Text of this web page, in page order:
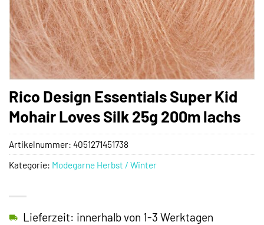
Rico Design Essentials Super Kid
Mohair Loves Silk 25g 200m lachs
Lieferzeit: innerhalb von 1-3 Werktagen
Artikelnummer: 4051271451738
Kategorie: Modegarne Herbst / Winter